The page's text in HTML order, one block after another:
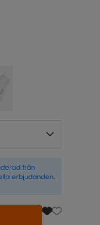
från
erbjudanden.